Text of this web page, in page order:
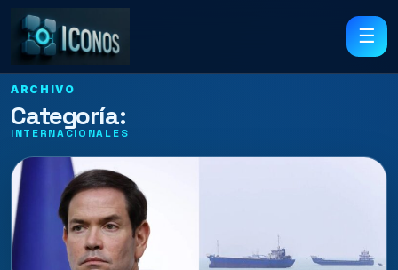
☰
ARCHIVO
Categoría:
INTERNACIONALES